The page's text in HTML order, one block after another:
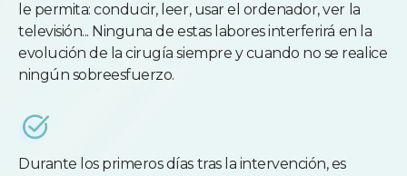
le permita: conducir, leer, usar el ordenador, ver la
televisión... Ninguna de estas labores interferirá en la
evolución de la cirugía siempre y cuando no se realice
ningún sobreesfuerzo.
Durante los primeros días tras la intervención, es